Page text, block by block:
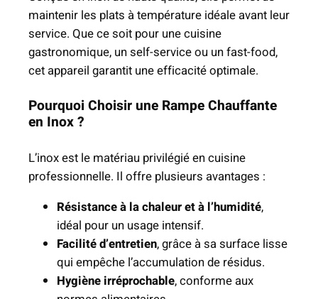
o
u
r
C
i
s
n
e
maintenir les plats à température idéale avant leur
service. Que ce soit pour une cuisine
gastronomique, un self-service ou un fast-food,
cet appareil garantit une efficacité optimale.
Pourquoi Choisir une Rampe Chauffante
en Inox ?
L’inox est le matériau privilégié en cuisine
professionnelle. Il offre plusieurs avantages :
Résistance à la chaleur et à l’humidité,
idéal pour un usage intensif.
Facilité d’entretien, grâce à sa surface lisse
qui empêche l’accumulation de résidus.
Hygiène irréprochable, conforme aux